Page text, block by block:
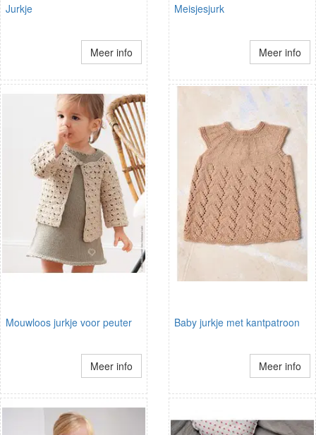
Jurkje
Meer info
Meisjesjurk
Meer info
Mouwloos jurkje voor peuter
Meer info
Baby jurkje met kantpatroon
Meer info